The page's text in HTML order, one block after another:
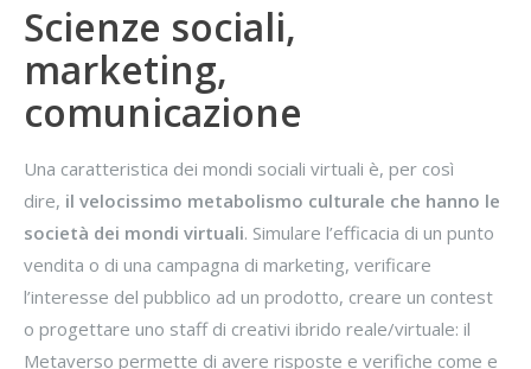
Scienze sociali,
marketing,
comunicazione
Una caratteristica dei mondi sociali virtuali è, per così
dire, il velocissimo metabolismo culturale che hanno le
società dei mondi virtuali. Simulare l’efficacia di un punto
vendita o di una campagna di marketing, verificare
l’interesse del pubblico ad un prodotto, creare un contest
o progettare uno staff di creativi ibrido reale/virtuale: il
Metaverso permette di avere risposte e verifiche come e